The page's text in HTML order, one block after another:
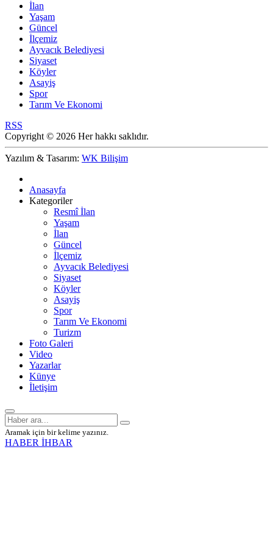
İlan
Yaşam
Güncel
İlçemiz
Ayvacık Belediyesi
Siyaset
Köyler
Asayiş
Spor
Tarım Ve Ekonomi
RSS
Copyright © 2026 Her hakkı saklıdır.
Yazılım & Tasarım: WK Bilişim
Anasayfa
Kategoriler
Resmî İlan
Yaşam
İlan
Güncel
İlçemiz
Ayvacık Belediyesi
Siyaset
Köyler
Asayiş
Spor
Tarım Ve Ekonomi
Turizm
Foto Galeri
Video
Yazarlar
Künye
İletişim
Aramak için bir kelime yazınız.
HABER İHBAR